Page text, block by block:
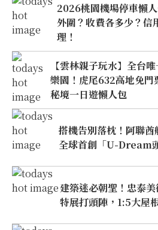
2026桃園機場停車懶
外圍？收費各多少？信
理！
【雲林親子玩水】全台
樂園！虎尾632高地免
秘境一日遊懶人包
搭機告別落枕！阿聯酋
全球首創「U-Dream
建築迷必朝聖！忠泰
特展打頭陣，1:5大屋